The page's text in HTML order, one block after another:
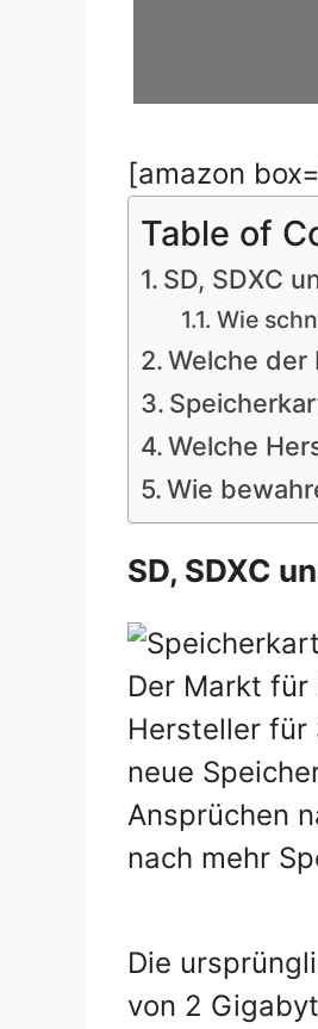
[amazon
Table of
SD, SDXC
Wie
Welche der
Welche
Wie
SD, SDXC
Der Markt
Hersteller für
neue
Ansprüchen
nach mehr
Die
von 2